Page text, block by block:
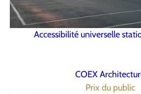
Accessibilité universelle
COEX
Prix du public